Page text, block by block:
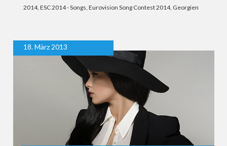
2014, ESC 2014 - Songs Eurovision Song Contest 2014, Georgien
18. März 2013